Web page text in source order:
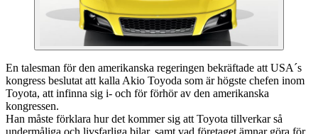
En talesman för den amerikanska regeringen bekräftade att USA´s
kongress beslutat att kalla Akio Toyoda som är högste chefen inom
Toyota, att infinna sig i- och för förhör av den amerikanska
kongressen.
Han måste förklara hur det kommer sig att Toyota tillverkar så
undermåliga och livsfarliga bilar, samt vad företaget ämnar göra för